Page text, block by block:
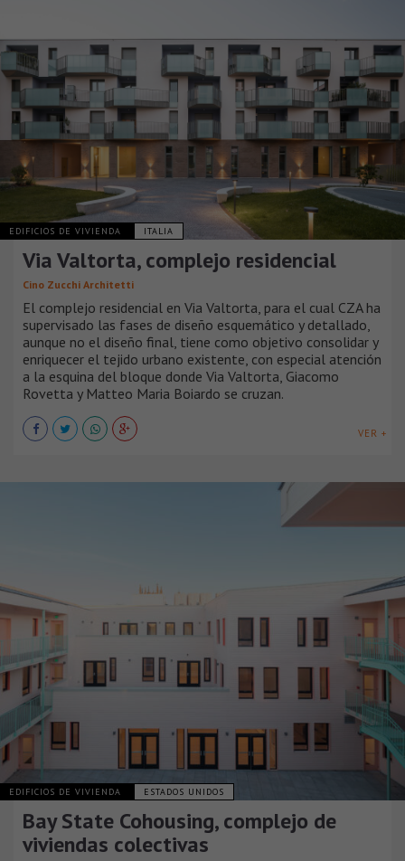
EDIFICIOS DE VIVIENDA ITALIA
Via Valtorta, complejo residencial
Cino Zucchi Architetti
El complejo residencial en Via Valtorta, para el cual CZA ha
supervisado las fases de diseño esquemático y detallado,
aunque no el diseño final, tiene como objetivo consolidar y
enriquecer el tejido urbano existente, con especial atención
a la esquina del bloque donde Via Valtorta, Giacomo
Rovetta y Matteo Maria Boiardo se cruzan.
VER +
EDIFICIOS DE VIVIENDA ESTADOS UNIDOS
Bay State Cohousing, complejo de
viviendas colectivas